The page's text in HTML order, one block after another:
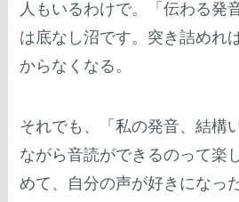
人もいるわけで。「伝わる発
は底なし沼です。突き詰めれ
からなくなる。
それでも、「私の発音、結構
ながら音読ができるのって楽
めて、自分の声が好きになっ